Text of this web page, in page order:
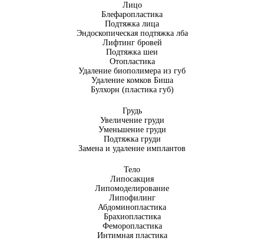
Лицо
Блефаропластика
Подтяжка лица
Эндоскопическая подтяжка лба
Лифтинг бровей
Подтяжка шеи
Отопластика
Удаление биополимера из губ
Удаление комков Биша
Булхорн (пластика губ)
Грудь
Увеличение груди
Уменьшение груди
Подтяжка груди
Замена и удаление имплантов
Тело
Липосакция
Липомоделирование
Липофилинг
Абдоминопластика
Брахиопластика
Феморопластика
Интимная пластика